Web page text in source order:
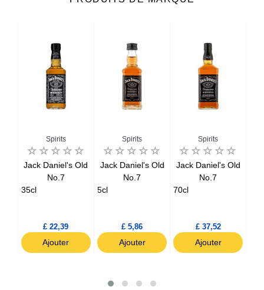
Spirits
Jack Daniel's Old
No.7
35cl
£ 22,39
Ajouter
Spirits
Jack Daniel's Old
No.7
5cl
£ 5,86
Ajouter
Spirits
Jack Daniel's Old
No.7
70cl
£ 37,52
Ajouter